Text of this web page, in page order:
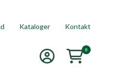
Kataloger Kontakt
0